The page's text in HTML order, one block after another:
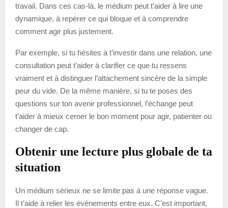
travail. Dans ces cas-là, le médium peut t’aider à lire une
dynamique, à repérer ce qui bloque et à comprendre
comment agir plus justement.
Par exemple, si tu hésites à t’investir dans une relation, une
consultation peut t’aider à clarifier ce que tu ressens
vraiment et à distinguer l’attachement sincère de la simple
peur du vide. De la même manière, si tu te poses des
questions sur ton avenir professionnel, l’échange peut
t’aider à mieux cerner le bon moment pour agir, patienter ou
changer de cap.
Obtenir une lecture plus globale de ta
situation
Un médium sérieux ne se limite pas à une réponse vague.
Il t’aide à relier les événements entre eux. C’est important,